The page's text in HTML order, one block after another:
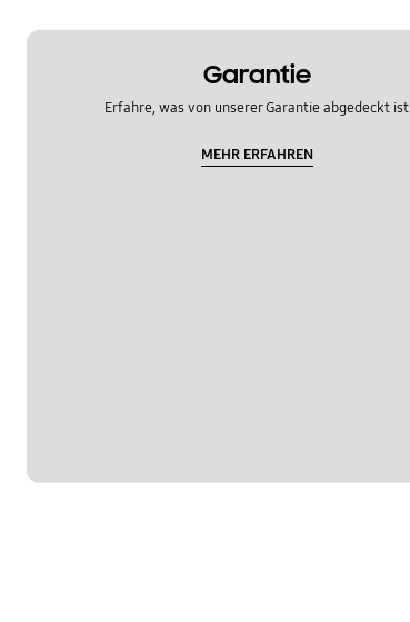
Garantie
Erfahre, was von unserer Garantie abgedeckt ist
MEHR ERFAHREN